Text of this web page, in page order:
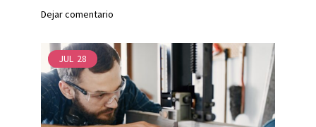
Dejar comentario
JUL 28